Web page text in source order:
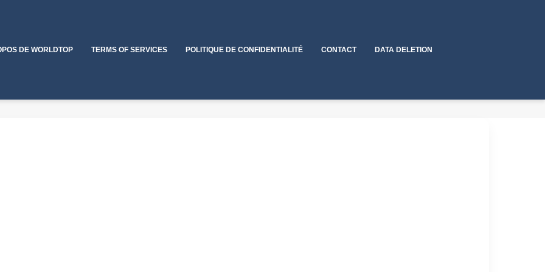
DE WORLDTOP TERMS OF SERVICES POLITIQUE DE CONFIDENTIALITÉ CONTACT DATA DELETION